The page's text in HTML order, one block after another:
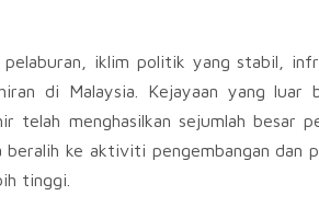
pelaburan, iklim politik yang stabil,
di Malaysia. Kejayaan yang luar
telah menghasilkan sejumlah besar
ke aktiviti pengembangan dan
tinggi.